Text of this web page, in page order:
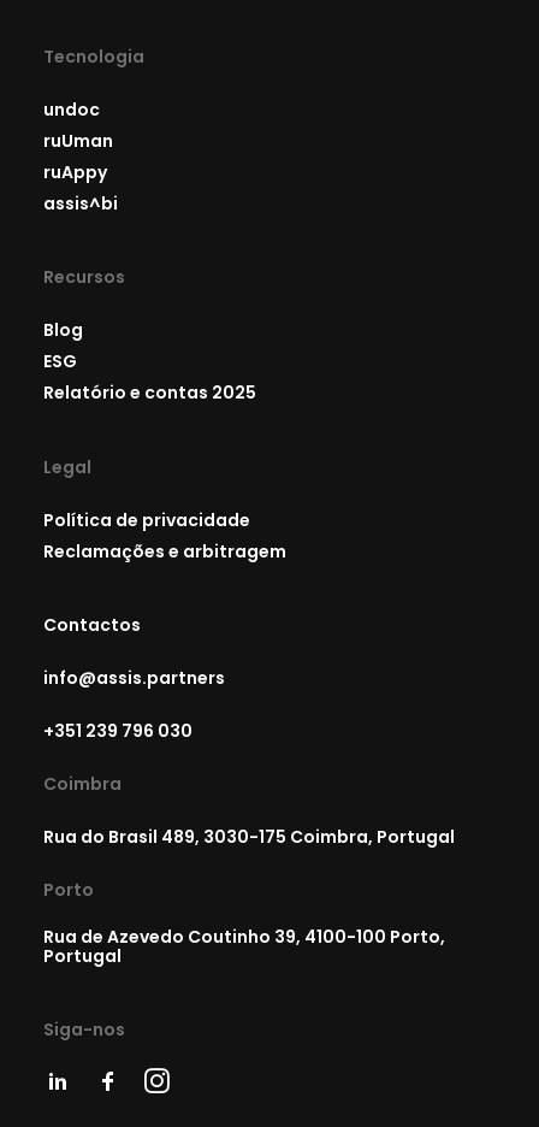
Tecnologia
undoc
ruUman
ruAppy
assis^bi
Recursos
Blog
ESG
Relatório e contas 2025
Legal
Política de privacidade
Reclamações e arbitragem
Contactos
info@assis.partners
+351 239 796 030
Coimbra
Rua do Brasil 489, 3030-175 Coimbra, Portugal
Porto
Rua de Azevedo Coutinho 39, 4100-100 Porto,
Portugal
Siga-nos